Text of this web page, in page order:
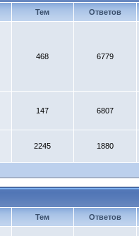
Тем Ответов
468 6779
147 6807
2245 1880
Тем Ответов